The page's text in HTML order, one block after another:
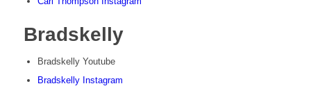
Bradskelly
Bradskelly Youtube
Bradskelly Instagram